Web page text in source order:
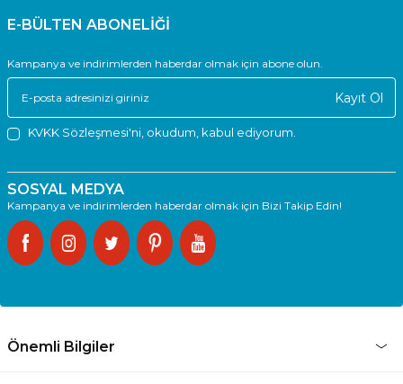
E-BÜLTEN ABONELİĞİ
Kampanya ve indirimlerden haberdar olmak için abone olun.
Kayıt Ol
KVKK Sözleşmesi'ni, okudum, kabul ediyorum.
SOSYAL MEDYA
Kampanya ve indirimlerden haberdar olmak için Bizi Takip Edin!
Önemli Bilgiler